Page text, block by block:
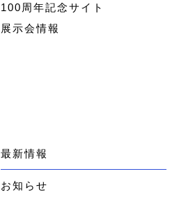
100周年記念サイト
展示会情報
最新情報
お知らせ